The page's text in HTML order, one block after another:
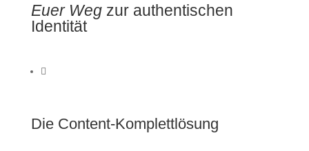
Euer Wegzur authentischen
Identität

Die Content-Komplettlösung